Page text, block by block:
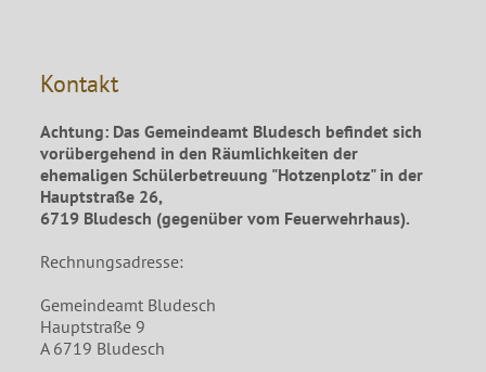
Kontakt
Achtung: Das Gemeindeamt Bludesch befindet sich
vorübergehend in den Räumlichkeiten der
ehemaligen Schülerbetreuung "Hotzenplotz" in der
Hauptstraße 26,
6719 Bludesch (gegenüber vom Feuerwehrhaus).
Rechnungsadresse:
Gemeindeamt Bludesch
Hauptstraße 9
A 6719 Bludesch